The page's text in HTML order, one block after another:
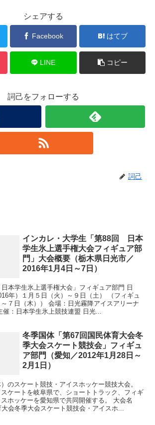
シェアする
Facebook はてブ
LINE コピー
詞己をフォローする
詞己
インカレ・大学生「第88回 日本
学生氷上選手権大会フィギュア部
門」大会概要（栃木県日光市／
2016年1月4日～7日）
本学生氷上選手権大会」フィギュア部門 日
年）１月５日（火）～９日（土） （フィギュ
７日（木）） 会場：日光霧降アイスアリーナ
催：日本学生氷上競技連盟 日光...
冬季国体「第67回国民体育大会冬
季大会スケート競技会」フィギュ
ア部門（愛知／2012年1月28日～
2月1日）
のスケート競技・アイスホッケー競技大会。
ケートを岐阜県で、ショートトラック、フィギ
ホッケーを愛知県で共同開催する。 大会名
会冬季大会スケート競技会・アイスホ...